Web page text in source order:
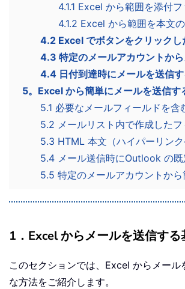
4.1.1 Excel から範囲を添付
4.1.2 Excel から範囲を本文
4.2 Excel でボタンをクリック
4.3 特定のメールアカウントか
4.4 日付到達時にメールを送信
5。Excel から簡単にメールを送信す
5.1 必要なメールフィールドを
5.2 メールリスト内で作成した
5.3 HTML 本文（ハイパーリン
5.4 メール送信時にOutlook の
5.5 特定のメールアカウントか
1．Excel からメールを送信する
このセクションでは、Excel からメール
な方法をご紹介します。